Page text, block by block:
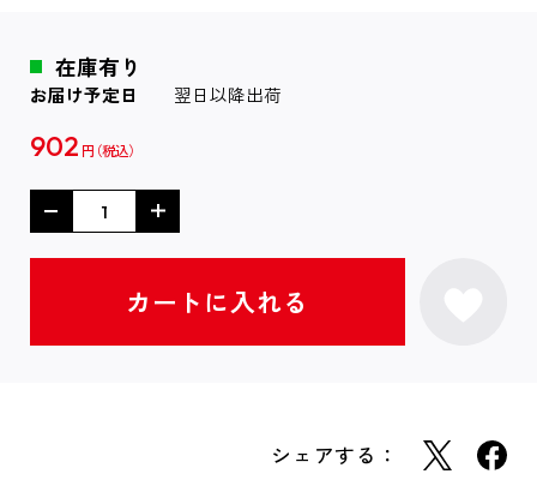
在庫有り
お届け予定日 翌日以降出荷
902 円
シェアする：